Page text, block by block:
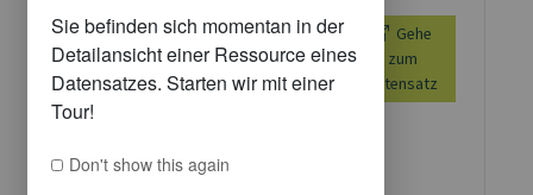
Massendownload
über HTTP-
Dateiliste
Gehe
zum
Datensatz
Don't show this again